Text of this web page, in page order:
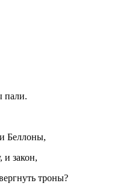
пали.
Беллоны,
и закон,
троны?